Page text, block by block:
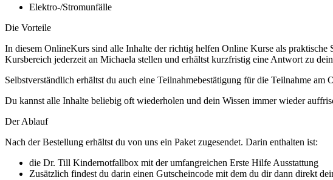
Elektro-/Stromunfälle
Die Vorteile
In diesem OnlineKurs sind alle Inhalte der richtig helfen Online Kurse als
Kursbereich jederzeit an Michaela stellen und erhältst kurzfristig eine Antwort zu
Selbstverständlich erhältst du auch eine Teilnahmebestätigung für die Teilnahme am
Du kannst alle Inhalte beliebig oft wiederholen und dein Wissen immer wieder
Der Ablauf
Nach der Bestellung erhältst du von uns ein Paket zugesendet. Darin enthalten ist:
die Dr. Till Kindernotfallbox mit der umfangreichen Erste Hilfe Ausstattung
Zusätzlich findest du darin einen Gutscheincode mit dem du dir dann direkt